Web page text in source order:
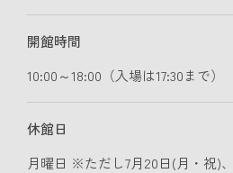
開館時間
10:00～18:00（入場は17:30まで）
休館日
月曜日 ※ただし7月20日(月・祝)